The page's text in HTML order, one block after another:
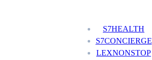
S7HEALTH
S7CONCIERGE
LEXNONSTOP